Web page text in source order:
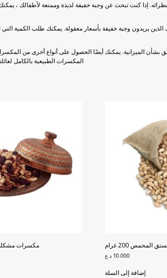
إذا كنت تبحث عن وجبة خفيفة لذيذة وممتعة لأطفالك ،
الذين يريدون وجبة خفيفة بأسعار معقولة. يمكنك طلب الكمية
الميزانية. يمكنك أيضًا الحصول على أنواع أخرى من
المكسرات الطبيعية بالكامل
المحمص 200 غرام
10.000 د.ع
إضافة إلى السلة
مكسرات مشكلة